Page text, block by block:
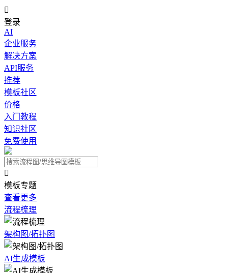

登录
AI
企业服务
解决方案
API服务
推荐
模板社区
价格
入门教程
知识社区
免费使用

模板专题
查看更多
流程梳理
架构图/拓扑图
AI生成模板